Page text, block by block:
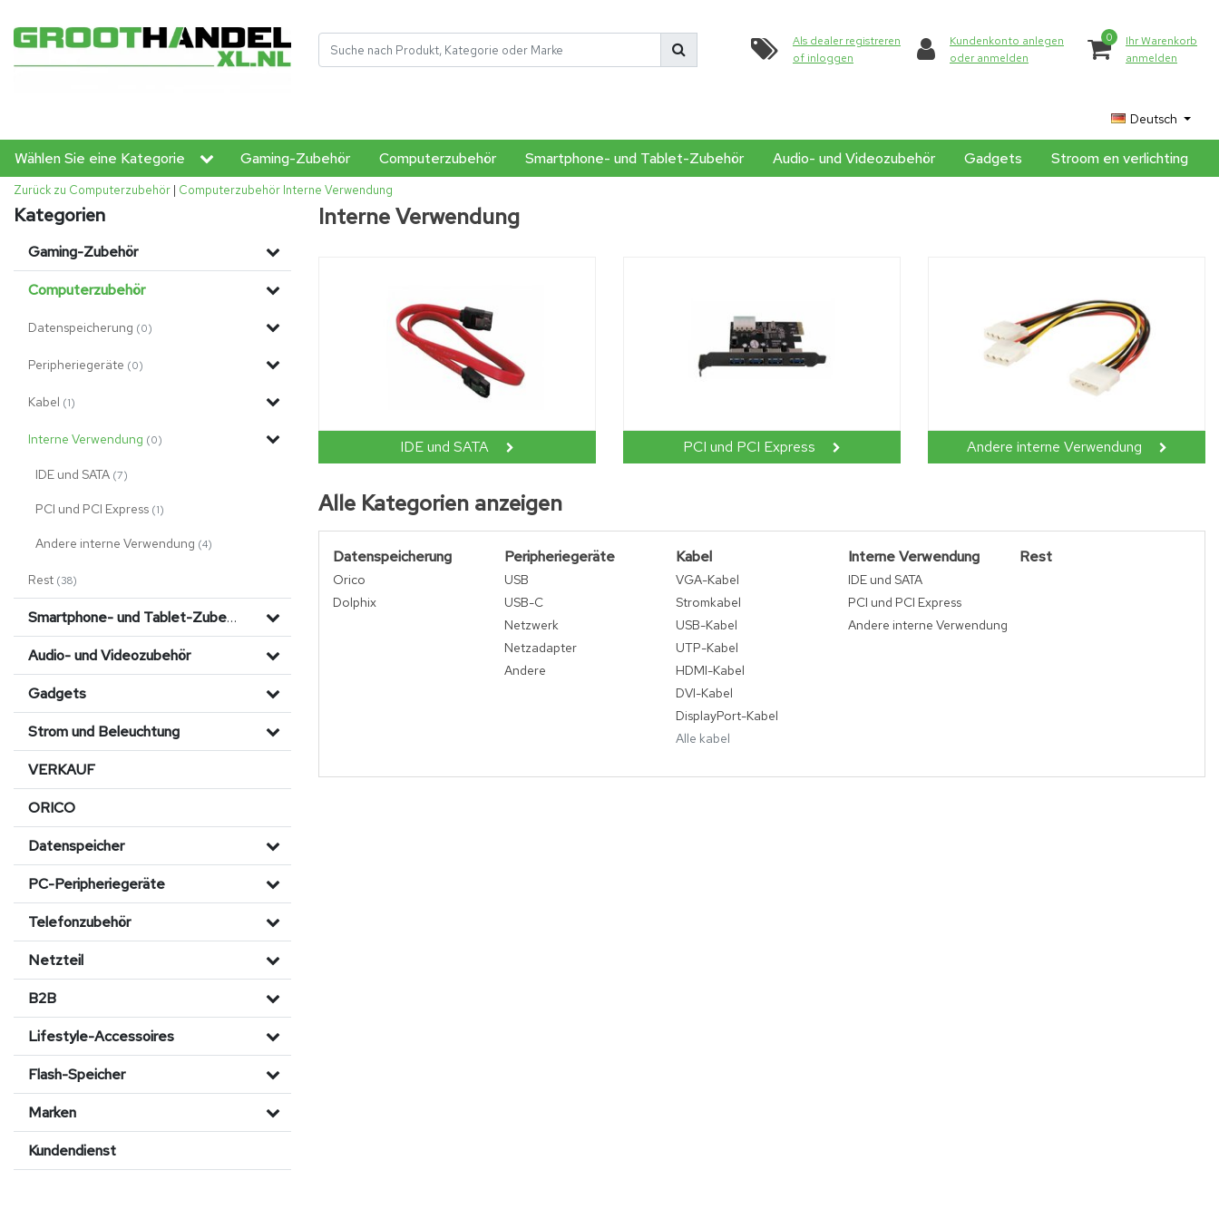
Als dealer registreren
of inloggen
Kundenkonto anlegen
oder anmelden
0
Ihr Warenkorb
anmelden
Deutsch
Wählen Sie eine Kategorie Gaming-Zubehör Computerzubehör Smartphone- und Tablet-Zubehör Audio- und Videozubehör Gadgets Stroom en verlichting
Zurück zu Computerzubehör | Computerzubehör Interne Verwendung
Kategorien
Gaming-Zubehör
Computerzubehör
Datenspeicherung (0)
Peripheriegeräte (0)
Kabel (1)
Interne Verwendung (0)
IDE und SATA (7)
PCI und PCI Express (1)
Andere interne Verwendung (4)
Rest (38)
Smartphone- und Tablet-Zubehör
Audio- und Videozubehör
Gadgets
Strom und Beleuchtung
VERKAUF
ORICO
Datenspeicher
PC-Peripheriegeräte
Telefonzubehör
Netzteil
B2B
Lifestyle-Accessoires
Flash-Speicher
Marken
Kundendienst
Interne Verwendung
IDE und SATA PCI und PCI Express Andere interne Verwendung
Alle Kategorien anzeigen
Datenspeicherung
Orico
Dolphix
Peripheriegeräte
USB
USB-C
Netzwerk
Netzadapter
Andere
Kabel
VGA-Kabel
Stromkabel
USB-Kabel
UTP-Kabel
HDMI-Kabel
DVI-Kabel
DisplayPort-Kabel
Alle kabel
Interne Verwendung
IDE und SATA
PCI und PCI Express
Andere interne Verwendung
Rest